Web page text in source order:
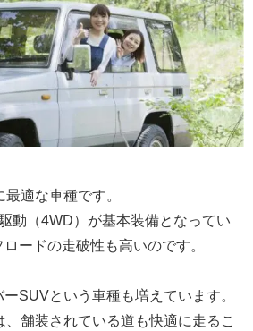
適な車種です。
動（4WD）が基本装備となってい
ードの走破性も高いのです。
SUVという車種も増えています。
舗装されている道も快適に走るこ